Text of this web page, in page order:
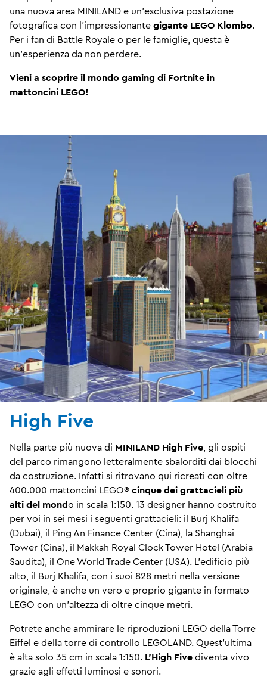
una nuova area MINILAND e un'esclusiva postazione
fotografica con l'impressionante gigante LEGO Klombo.
Per i fan di Battle Royale o per le famiglie, questa è
un'esperienza da non perdere.
Vieni a scoprire il mondo gaming di Fortnite in
mattoncini LEGO!
High Five
Nella parte più nuova di MINILAND High Five , gli ospiti
del parco rimangono letteralmente sbalorditi dai blocchi
da costruzione. Infatti si ritrovano qui ricreati con oltre
400.000 mattoncini LEGO® cinque dei grattacieli più
alti del mondo in scala 1:150. 13 designer hanno costruito
per voi in sei mesi i seguenti grattacieli: il Burj Khalifa
(Dubai), il Ping An Finance Center (Cina), la Shanghai
Tower (Cina), il Makkah Royal Clock Tower Hotel (Arabia
Saudita), il One World Trade Center (USA). L'edificio più
alto, il Burj Khalifa, con i suoi 828 metri nella versione
originale, è anche un vero e proprio gigante in formato
LEGO con un'altezza di oltre cinque metri.
Potrete anche ammirare le riproduzioni LEGO della Torre
Eiffel e della torre di controllo LEGOLAND. Quest'ultima
è alta solo 35 cm in scala 1:150. L'High Five diventa vivo
grazie agli effetti luminosi e sonori.